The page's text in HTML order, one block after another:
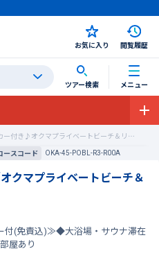
お気に入り 閲覧履歴
ツアー検索 メニュー
ANA・ソラシドエア便利用！レンタカー付き♪オクマプライベートビーチ＆リゾート
ースコード
OKA-45-POBL-R3-R00A
オクマプライベートビーチ＆
付(免責込)≫◆大浴場・サウナ滞在
屋あり